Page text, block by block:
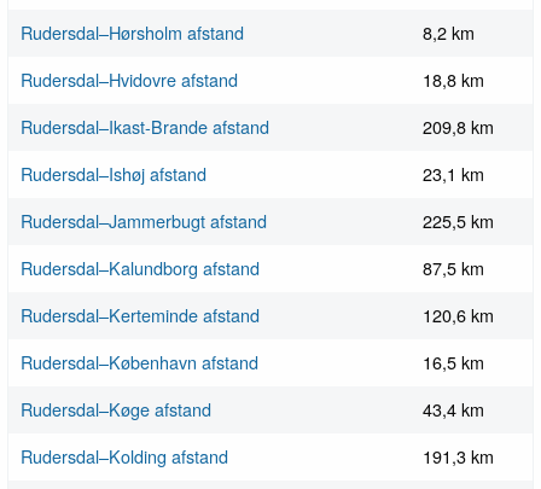
Rudersdal–Hørsholm afstand
8,2 km
Rudersdal–Hvidovre afstand
18,8 km
Rudersdal–Ikast-Brande afstand
209,8 km
Rudersdal–Ishøj afstand
23,1 km
Rudersdal–Jammerbugt afstand
225,5 km
Rudersdal–Kalundborg afstand
87,5 km
Rudersdal–Kerteminde afstand
120,6 km
Rudersdal–København afstand
16,5 km
Rudersdal–Køge afstand
43,4 km
Rudersdal–Kolding afstand
191,3 km